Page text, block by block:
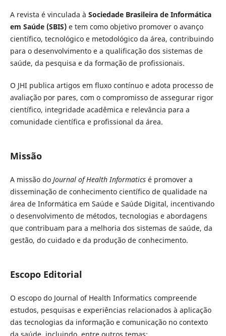
A revista é vinculada à Sociedade Brasileira de Informática
em Saúde (SBIS)e tem como objetivo promover o avanço
científico, tecnológico e metodológico da área, contribuindo
para o desenvolvimento e a qualificação dos sistemas de
saúde, da pesquisa e da formação de profissionais.
O JHI publica artigos em fluxo contínuo e adota processo de
avaliação por pares, com o compromisso de assegurar rigor
científico, integridade acadêmica e relevância para a
comunidade científica e profissional da área.
Missão
A missão do Journal of Health Informaticsé promover a
disseminação de conhecimento científico de qualidade na
área de Informática em Saúde e Saúde Digital, incentivando
o desenvolvimento de métodos, tecnologias e abordagens
que contribuam para a melhoria dos sistemas de saúde, da
gestão, do cuidado e da produção de conhecimento.
Escopo Editorial
O escopo do Journal of Health Informatics compreende
estudos, pesquisas e experiências relacionados à aplicação
das tecnologias da informação e comunicação no contexto